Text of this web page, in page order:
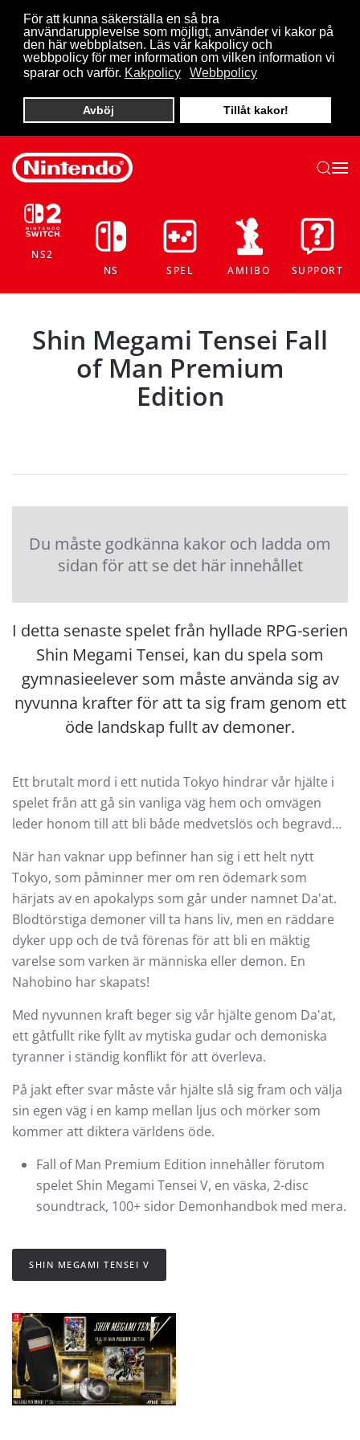
För att kunna säkerställa en så bra
användarupplevelse som möjligt, använder vi kakor på
den här webbplatsen. Läs vår kakpolicy och
webbpolicy för mer information om vilken information vi
sparar och varför. Kakpolicy Webbpolicy
Avböj Tillåt kakor!
Skip to main content
NS2
NS
SPEL AMIIBO SUPPORT
Shin Megami Tensei Fall
of Man Premium
Edition
Du måste godkänna kakor och ladda om
sidan för att se det här innehållet
I detta senaste spelet från hyllade RPG-serien
Shin Megami Tensei, kan du spela som
gymnasieelever som måste använda sig av
nyvunna krafter för att ta sig fram genom ett
öde landskap fullt av demoner.
Ett brutalt mord i ett nutida Tokyo hindrar vår hjälte i
spelet från att gå sin vanliga väg hem och omvägen
leder honom till att bli både medvetslös och begravd…
När han vaknar upp befinner han sig i ett helt nytt
Tokyo, som påminner mer om ren ödemark som
härjats av en apokalyps som går under namnet Da'at.
Blodtörstiga demoner vill ta hans liv, men en räddare
dyker upp och de två förenas för att bli en mäktig
varelse som varken är människa eller demon. En
Nahobino har skapats!
Med nyvunnen kraft beger sig vår hjälte genom Da'at,
ett gåtfullt rike fyllt av mytiska gudar och demoniska
tyranner i ständig konflikt för att överleva.
På jakt efter svar måste vår hjälte slå sig fram och välja
sin egen väg i en kamp mellan ljus och mörker som
kommer att diktera världens öde.
Fall of Man Premium Edition innehåller förutom
spelet Shin Megami Tensei V, en väska, 2-disc
soundtrack, 100+ sidor Demonhandbok med mera.
SHIN MEGAMI TENSEI V